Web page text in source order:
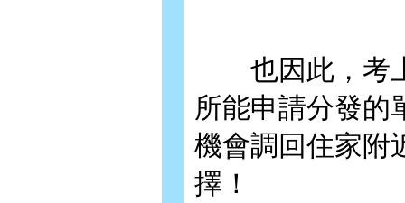
也因此，考上
所能申請分發的
機會調回住家附
擇！